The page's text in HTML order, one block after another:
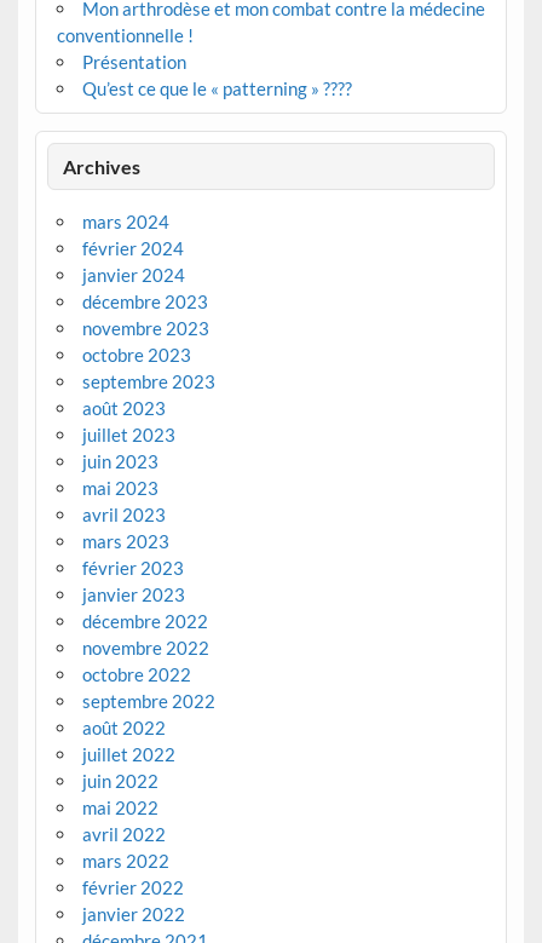
Mon arthrodèse et mon combat contre la médecine
conventionnelle !
Présentation
Qu’est ce que le « patterning » ????
Archives
mars 2024
février 2024
janvier 2024
décembre 2023
novembre 2023
octobre 2023
septembre 2023
août 2023
juillet 2023
juin 2023
mai 2023
avril 2023
mars 2023
février 2023
janvier 2023
décembre 2022
novembre 2022
octobre 2022
septembre 2022
août 2022
juillet 2022
juin 2022
mai 2022
avril 2022
mars 2022
février 2022
janvier 2022